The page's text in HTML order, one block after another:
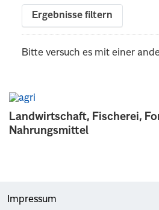
Landwirtschaft, Fischerei,
Nahrungsmittel
Ergebnisse filtern
Bitte versuch es mit einer
Impressum